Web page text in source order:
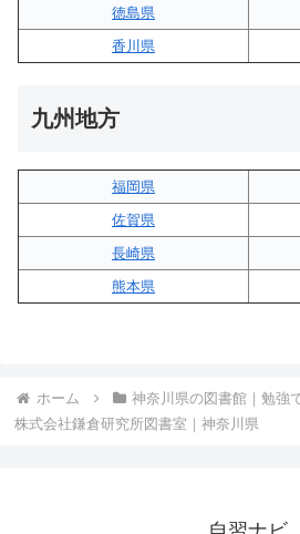
徳島県
香川県
九州地方
福岡県
佐賀県
長崎県
熊本県
ホーム 神奈川県の図書館｜勉強
株式会社鎌倉研究所図書室｜神奈川県